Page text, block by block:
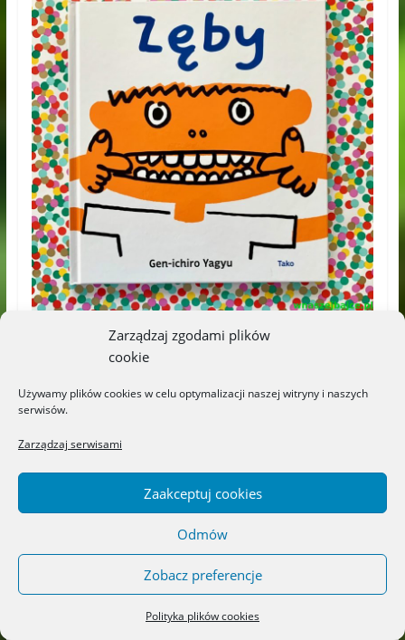
Zarządzaj zgodami plików
cookie
Używamy plików cookies w celu optymalizacji naszej witryny i naszych
serwisów.
Zarządzaj serwisami
Zaakceptuj cookies
Odmów
Zobacz preferencje
Polityka plików cookies